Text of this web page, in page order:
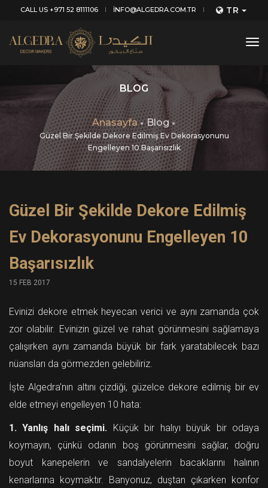
CALL US +971 52 8111106 INFO@ALGEDRA.COM.TR TR
BLOG
Anasayfa Blog
Güzel Bir Şekilde Dekore Edilmiş Ev Dekorasyonunu
Engelleyen 10 Başarısızlık
Güzel Bir Şekilde Dekore Edilmiş
Ev Dekorasyonunu Engelleyen 10
Başarısızlık
15 FEB 2017
Evinizi dekore etmek heyecan verici ve aynı zamanda çok
zor olabilir. Evinizin güzel ve rahat görünmesini sağlamaya
çalışırken aynı zamanda büyük bir fark yaratabilecek bazı
nüansları da görmezden gelebiliriz.
İşte Algedra'nın altını çizdiği, güzelce dekore edilmiş bir ev
elde etmeyi engelleyen 10 hata:
1. Yanlış halı seçimi. Küçük bir halıyı büyük bir odaya
koymayın, çünkü odanın boş görünmesini sağlar, doğru
boyut kanepelerin ve sandalyelerin bacaklarını halının
kenarlarına koymaktır. Banyonuz, duştan çıkarken konfor